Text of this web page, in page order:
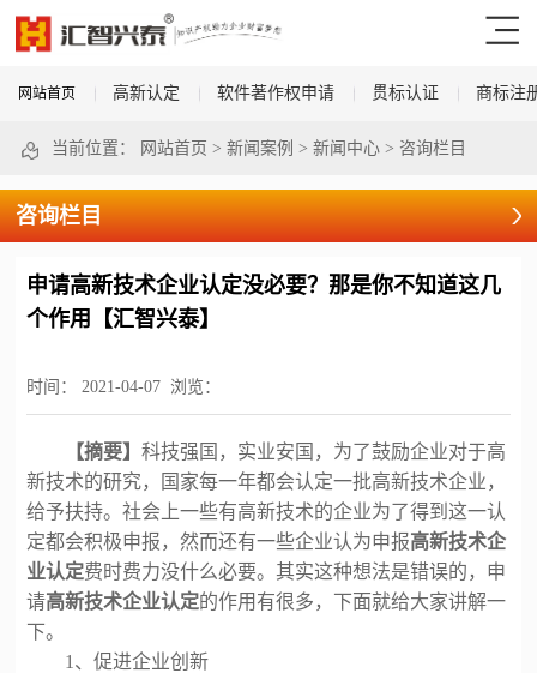
网站首页 高新认定 软件著作权申请 贯标认证 商标注
当前位置： 网站首页 > 新闻案例 > 新闻中心> 咨询栏目
咨询栏目
申请高新技术企业认定没必要？那是你不知道这几
个作用【汇智兴泰】
时间： 2021-04-07 浏览：
【摘要】科技强国，实业安国，为了鼓励企业对于高
新技术的研究，国家每一年都会认定一批高新技术企业，
给予扶持。社会上一些有高新技术的企业为了得到这一认
定都会积极申报，然而还有一些企业认为申报高新技术企
业认定费时费力没什么必要。其实这种想法是错误的，申
请高新技术企业认定的作用有很多，下面就给大家讲解一
下。
1、促进企业创新